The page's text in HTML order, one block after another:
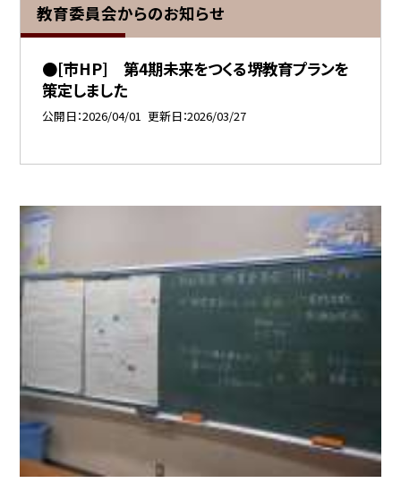
教育委員会からのお知らせ
●[市HP] 第4期未来をつくる堺教育プランを
策定しました
公開日 2026/04/01 更新日 2026/03/27